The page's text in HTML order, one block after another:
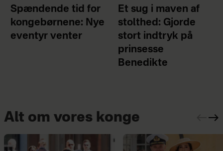
Spændende tid for
kongebørnene: Nye
eventyr venter
Et sug i maven af
stolthed: Gjorde
stort indtryk på
prinsesse
Benedikte
Alt om vores konge